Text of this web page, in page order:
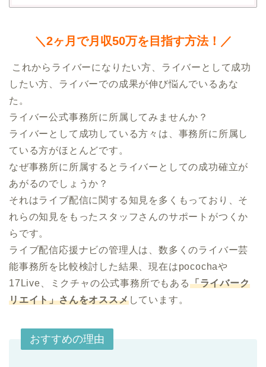
＼2ヶ月で月収50万を目指す方法！／
したい方、ライバーでの成果が伸び悩んでいるあな
た。
ライバー公式事務所に所属してみませんか？
ライバーとして成功している方々は、事務所に所属し
ている方がほとんどです。
なぜ事務所に所属するとライバーとしての成功確立が
あがるのでしょうか？
それはライブ配信に関する知見を多くもっており、そ
れらの知見をもったスタッフさんのサポートがつくか
らです。
ライブ配信応援ナビの管理人は、数多くのライバー芸
能事務所を比較検討した結果、現在はpocochaや
17Live、ミクチャの公式事務所でもある「ライバーク
リエイト」さんをオススメしています。
おすすめの理由